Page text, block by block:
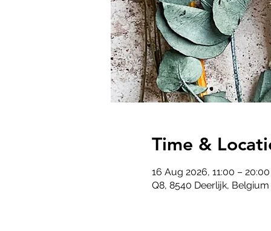
Time &
16 Aug 2026, 11:00 – 20:00
Q8, 8540 Deerlijk, Belgium